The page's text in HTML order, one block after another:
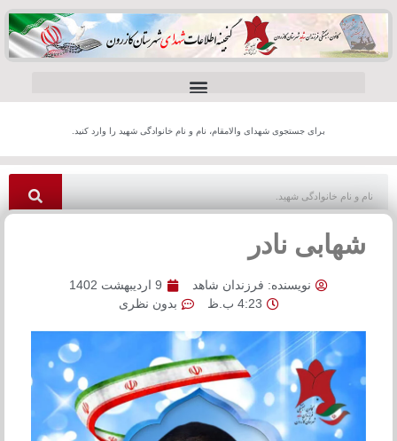
برای جستجوی شهدای والامقام، نام و نام خانوادگی شهید را وارد کنید.
شهابی نادر
نویسنده: فرزندان شاهد
9 اردیبهشت 1402
4:23 ب.ظ
بدون نظری